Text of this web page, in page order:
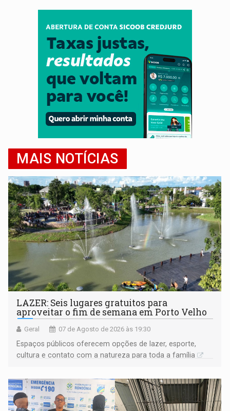
MAIS NOTÍCIAS
LAZER: Seis lugares gratuitos para
aproveitar o fim de semana em Porto Velho
Geral 07 de Agosto de 2026 às 19:30
Espaços públicos oferecem opções de lazer, esporte,
cultura e contato com a natureza para toda a família